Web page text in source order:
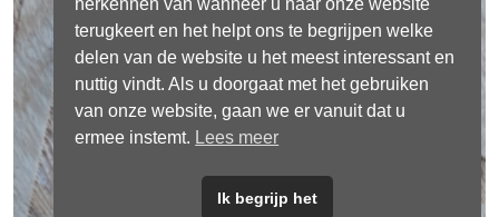
herkennen van wanneer u naar onze website
terugkeert en het helpt ons te begrijpen welke
delen van de website u het meest interessant en
nuttig vindt. Als u doorgaat met het gebruiken
van onze website, gaan we er vanuit dat u
ermee instemt. Lees meer
Ik begrijp het